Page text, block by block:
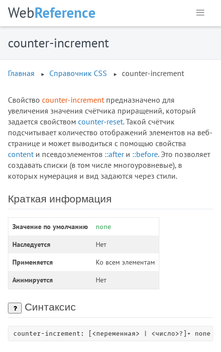
WebReference
counter-increment
Главная Справочник CSS counter-increment
Свойство counter-increment предназначено для
увеличения значения счётчика приращений, который
задается свойством counter-reset. Такой счётчик
подсчитывает количество отображений элементов на веб-
странице и может выводиться с помощью свойства
content и псевдоэлементов ::afterи ::before. Это позволяет
создавать списки (в том числе многоуровневые), в
которых нумерация и вид задаются через стили.
Краткая информация
Значение по умолчанию
none
Наследуется
Нет
Применяется
Ко всем элементам
Анимируется
Нет
Синтаксис
counter-increment: [<переменная> | <число>?]+ none
:fullscreen
:hover
:indeterminate
:lang()
:last-child
:last-of-type
:left
:link
:local-link
:not()
:nth-child()
:nth-of-type()
:only-child
:optional
:paused
:placeholder-shown